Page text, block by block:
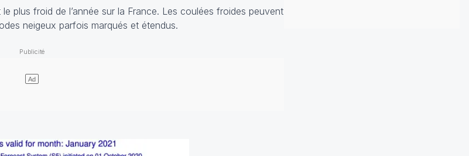
plus froid de l’année sur la France. Les coulées froides peuvent
neigeux parfois marqués et étendus.